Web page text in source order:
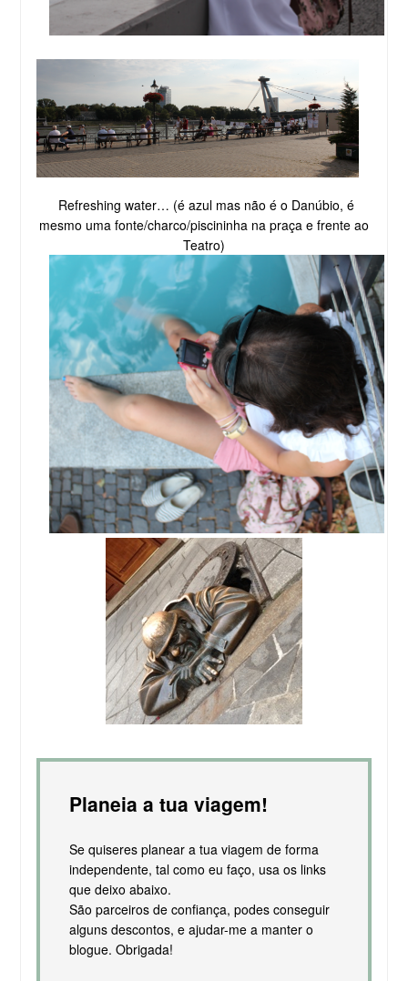
Refreshing water… (é azul mas não é o Danúbio, é
mesmo uma fonte/charco/piscininha na praça e frente ao
Teatro)
Planeia a tua viagem!
Se quiseres planear a tua viagem de forma
independente, tal como eu faço, usa os links
que deixo abaixo.
São parceiros de confiança, podes conseguir
alguns descontos, e ajudar-me a manter o
blogue. Obrigada!